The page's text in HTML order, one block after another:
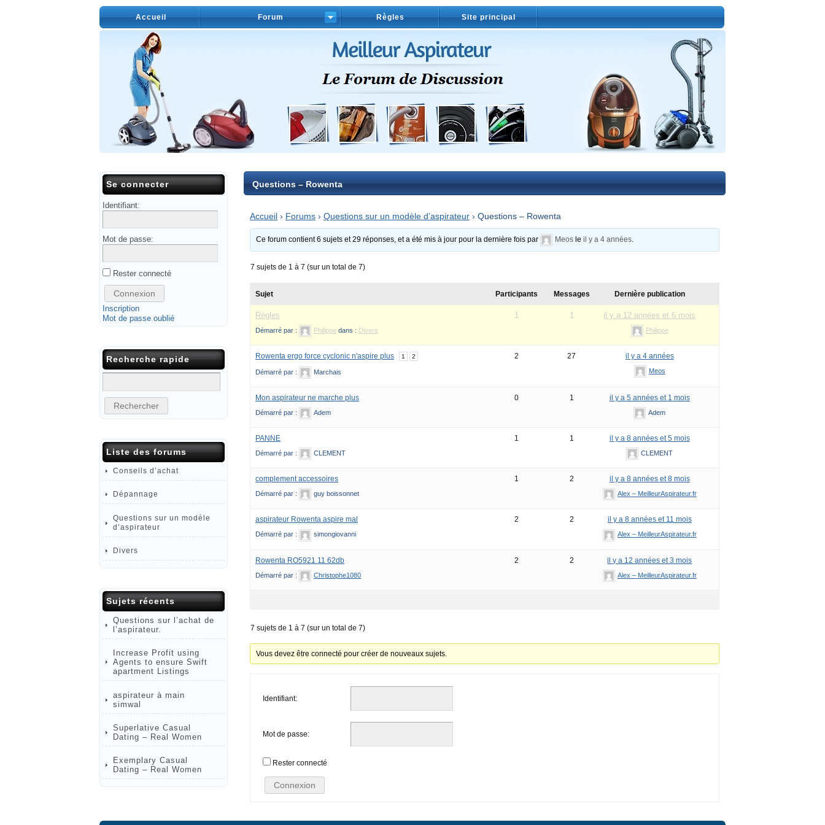
Accueil Forum Règles Site principal
Questions – Rowenta
Accueil › Forums › Questions sur un modèle d’aspirateur › Questions – Rowenta
Ce forum contient 6 sujets et 29 réponses, et a été mis à jour pour la dernière fois par Meos leil y a 4 années.
7 sujets de 1 à 7 (sur un total de 7)
Sujet Participants Messages Dernière publication
Règles
Démarré par : Philippe dans : Divers
1 1 il y a 12 années et 6 mois
Philippe
Rowenta ergo force cyclonic n'aspire plus 1 2
Démarré par : Marchais
2 27 il y a 4 années
Meos
Mon aspirateur ne marche plus
Démarré par : Adem
0 1 il y a 5 années et 1 mois
Adem
PANNE
Démarré par : CLEMENT
1 1 il y a 8 années et 5 mois
CLEMENT
complement accessoires
Démarré par : guy boissonnet
1 2 il y a 8 années et 8 mois
Alex – MeilleurAspirateur.fr
aspirateur Rowenta aspire mal
Démarré par : simongiovanni
2 2 il y a 8 années et 11 mois
Alex – MeilleurAspirateur.fr
Rowenta RO5921 11 62db
Démarré par : Christophe1080
2 2 il y a 12 années et 3 mois
Alex – MeilleurAspirateur.fr
7 sujets de 1 à 7 (sur un total de 7)
Vous devez être connecté pour créer de nouveaux sujets.
Identifiant:
Mot de passe:
Rester connecté
Connexion
Se connecter
Identifiant:
Mot de passe:
Rester connecté
Connexion
Inscription
Mot de passe oublié
Recherche rapide
Liste des forums
Conseils d’achat
Dépannage
Questions sur un modèle
d’aspirateur
Divers
Sujets récents
Questions sur l’achat de
l’aspirateur.
Increase Profit using
Agents to ensure Swift
apartment Listings
aspirateur à main
simwal
Superlative Сasual
Dating – Real Women
Exemplary Сasual
Dating – Real Women